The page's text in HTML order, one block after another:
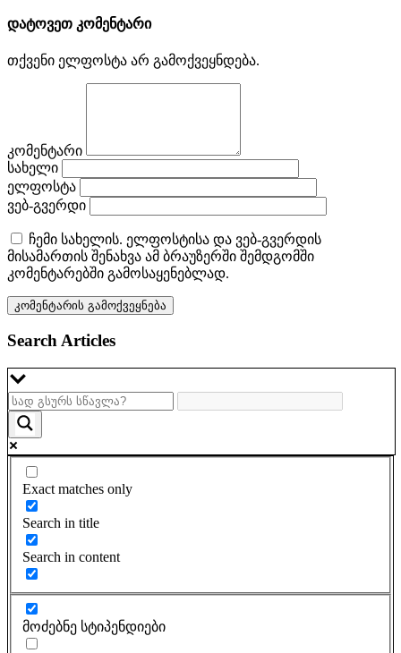
დატოვეთ კომენტარი
თქვენი ელფოსტა არ გამოქვეყნდება.
კომენტარი
სახელი
ელფოსტა
ვებ-გვერდი
ჩემი სახელის. ელფოსტისა და ვებ-გვერდის
მისამართის შენახვა ამ ბრაუზერში შემდგომში
კომენტარებში გამოსაყენებლად.
Search Articles
Exact matches only
Search in title
Search in content
მოძებნე სტიპენდიები